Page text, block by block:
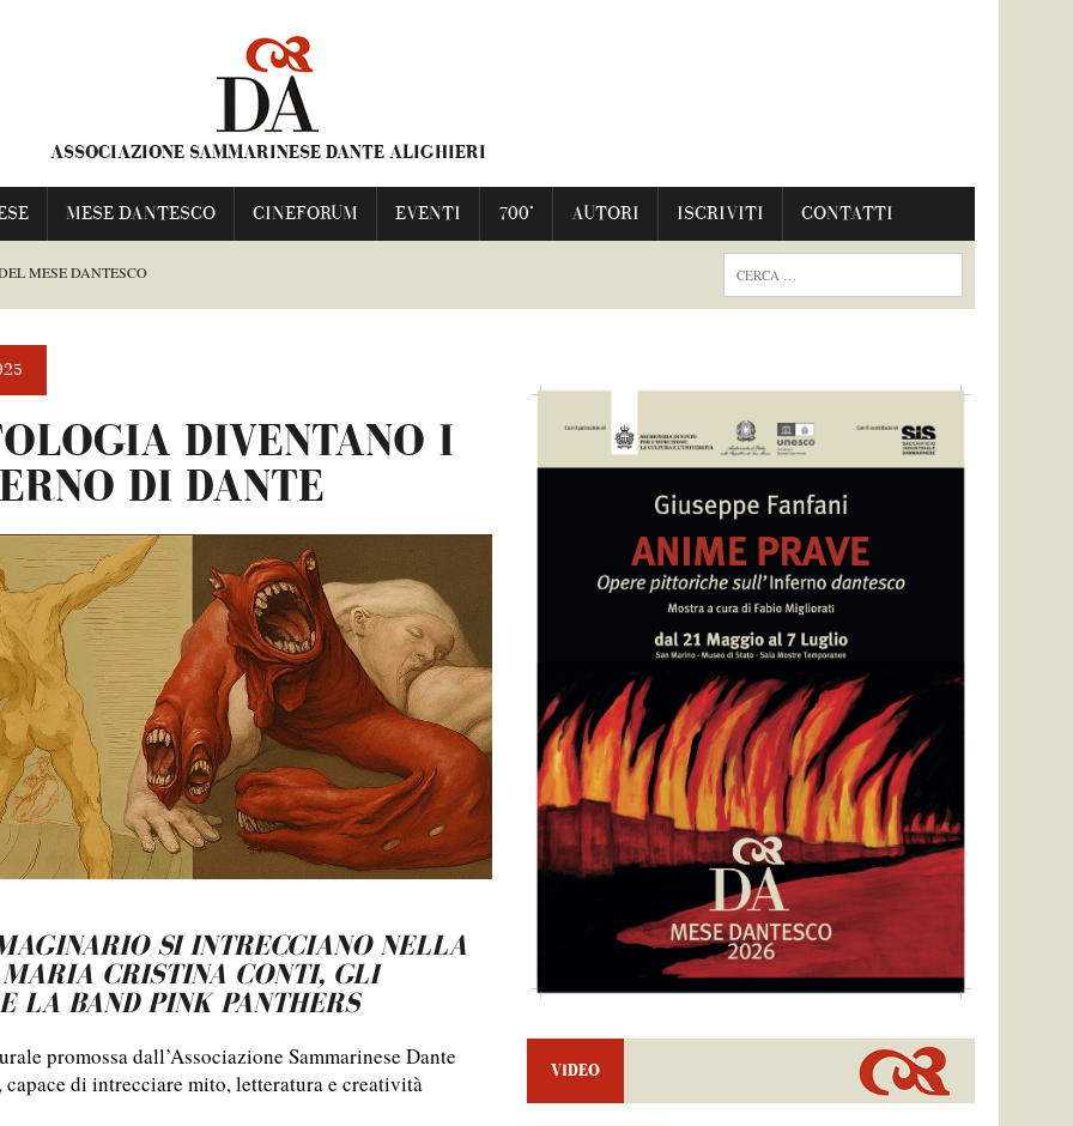
ASSOCIAZIONE SAMMARINESE DANTE ALIGHIERI
MESE DANTESCO CINEFORUM EVENTI 700° AUTORI ISCRIVITI CONTATTI
MESE DANTESCO
FRANCESCA
MESE DANTESCO 2025
2025 RSM
DELLA DIMENSIONE DIVINA – MESE DANTESCO 2025 RSM
GIUSEPPE FANFANI – MESE DANTESCO 2026 RSM
DIVENTANO I
DI DANTE
SI INTRECCIANO NELLA
CRISTINA CONTI, GLI
LA BAND PINK PANTHERS
promossa dall’Associazione Sammarinese Dante
di intrecciare mito, letteratura e creatività
VIDEO